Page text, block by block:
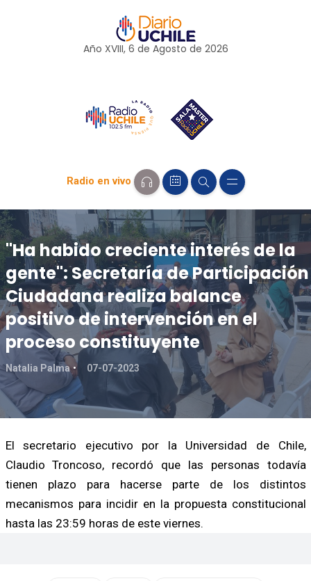
Año XVIII, 6 de Agosto de 2026
Radio en vivo
"Ha habido creciente interés de la
gente": Secretaría de Participación
Ciudadana realiza balance
positivo de intervención en el
proceso constituyente
Natalia Palma 07-07-2023
El secretario ejecutivo por la Universidad de Chile,
Claudio Troncoso, recordó que las personas todavía
tienen plazo para hacerse parte de los distintos
mecanismos para incidir en la propuesta constitucional
hasta las 23:59 horas de este viernes.